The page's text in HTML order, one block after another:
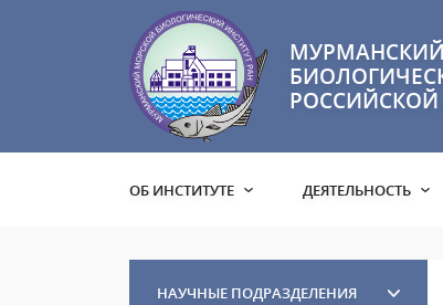
ОБ ИНСТИТУТЕ ДЕЯТЕЛЬНОСТЬ
НАУЧНЫЕ ПОДРАЗДЕЛЕНИЯ